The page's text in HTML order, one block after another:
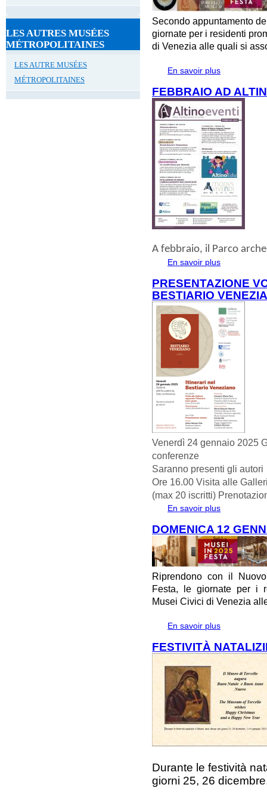
LES AUTRES MUSÉES
MÉTROPOLITAINES
LES AUTRE MUSÉES
MÉTROPOLITAINES
Secondo appuntamento
giornate per i residenti
di Venezia alle quali si
En savoir plus
FEBBRAIO AD
Afebbraio, il Parco
En savoir plus
PRESENTAZIONE
BESTIARIO
Venerdì 24 gennaio 2025
conferenze
Saranno presenti gli autori
Ore 16.00 Visita alle
(max 20 iscritti)
En savoir plus
DOMENICA 12
Riprendono con il
Festa, le giornate per i
Musei Civici di Venezia
En savoir plus
FESTIVITÀ
Durante le festività
giorni 25, 26